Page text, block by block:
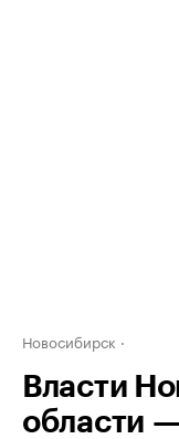
Новосибирск
Власти
области